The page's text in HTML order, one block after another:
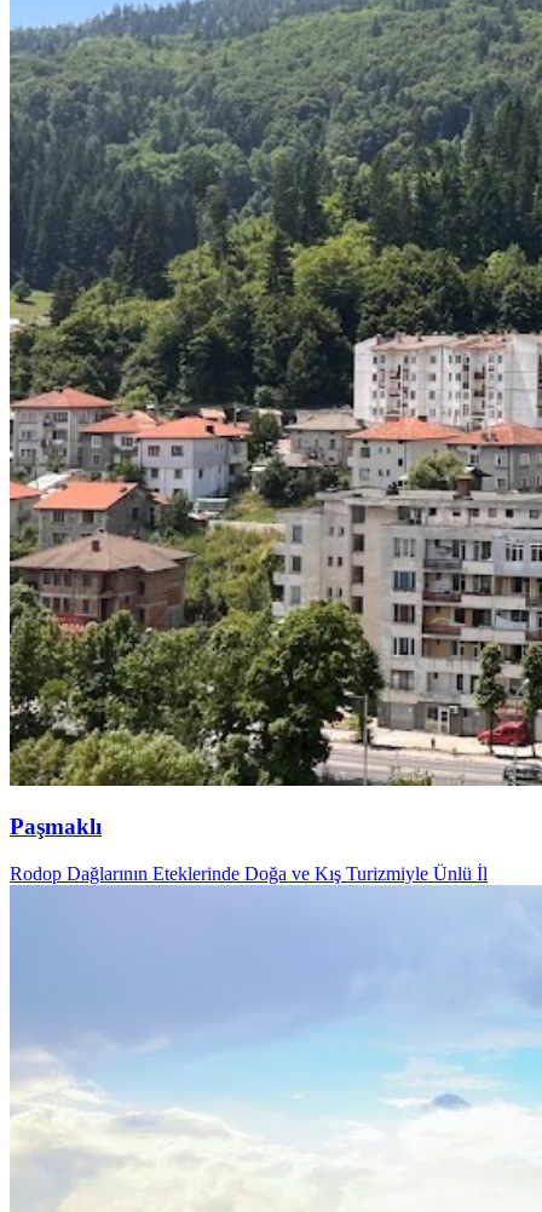
Paşmaklı
Rodop Dağlarının Eteklerinde Doğa ve Kış Turizmiyle Ünlü İl